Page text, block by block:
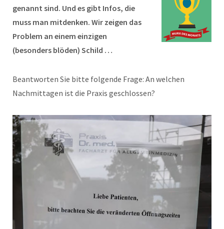
genannt sind. Und es gibt Infos, die
muss man mitdenken. Wir zeigen das
Problem an einem einzigen
(besonders blöden) Schild …
Beantworten Sie bitte folgende Frage: An welchen
Nachmittagen ist die Praxis geschlossen?